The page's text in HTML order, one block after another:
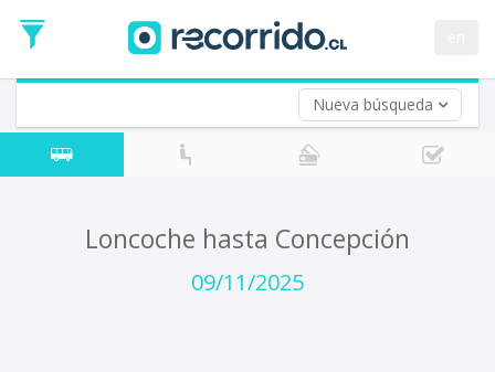
Nueva búsqueda
de
Ida
Vuelta (opcional)
Fecha
de
Loncoche hasta Concepción
09/11/2025